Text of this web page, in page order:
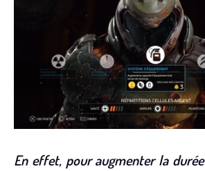
En effet, pour augmenter la